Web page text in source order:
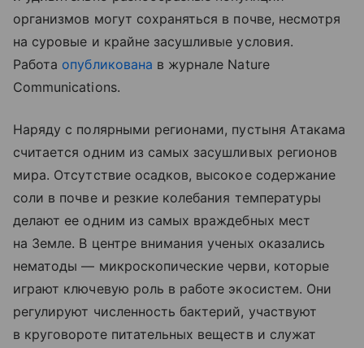
организмов могут сохраняться в почве, несмотря
на суровые и крайне засушливые условия.
Работа опубликована в журнале Nature
Communications.
Наряду с полярными регионами, пустыня Атакама
считается одним из самых засушливых регионов
мира. Отсутствие осадков, высокое содержание
соли в почве и резкие колебания температуры
делают ее одним из самых враждебных мест
на Земле. В центре внимания ученых оказались
нематоды — микроскопические черви, которые
играют ключевую роль в работе экосистем. Они
регулируют численность бактерий, участвуют
в круговороте питательных веществ и служат